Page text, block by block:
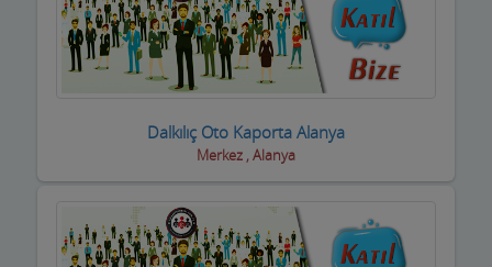
Oto Kaportacılar
Oto Klima ve Elektrikciler
Oto Lastik Firmaları
Oto yedek parça
Dalkılıç Oto Kaporta Alanya
Merkez , Alanya